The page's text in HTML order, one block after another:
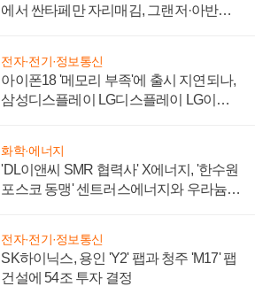
에서 싼타페만 자리매김, 그랜저·아반떼
전자·전기·정보통신
아이폰18 '메모리 부족'에 출시 지연되나,
삼성디스플레이 LG디스플레이 LG이노
화학·에너지
'DL이앤씨 SMR 협력사' X에너지, '한수원
포스코 동맹' 센트러스에너지와 우라늄
전자·전기·정보통신
SK하이닉스, 용인 'Y2' 팹과 청주 'M17' 팹
건설에 54조 투자 결정